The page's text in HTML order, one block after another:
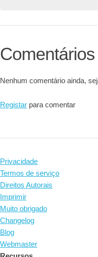
Comentários
Nenhum comentário ainda,
Registar para comentar
Privacidade
Termos de serviço
Direitos Autorais
Imprimir
Muito obrigado
Changelog
Blog
Webmaster